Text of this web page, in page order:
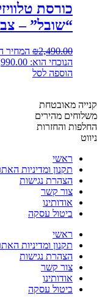
כורסת
“שובל” –
₪2,490.00 המחיר
הנוכחי הוא: ₪1,990.00.
הוספה לסל
קנייה מאובטחת
משלוחים מהירים
החלפות והחזרות
ניווט
ראשי
תקנון ומדיניות
הצהרת נגישות
צור קשר
אודותינו
ביטול עסקה
ראשי
תקנון ומדיניות
הצהרת נגישות
צור קשר
אודותינו
ביטול עסקה